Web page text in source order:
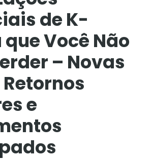
de K-
Você Não
– Novas
e